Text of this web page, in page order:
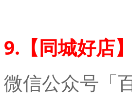
9.【同城好店
微信公众号「